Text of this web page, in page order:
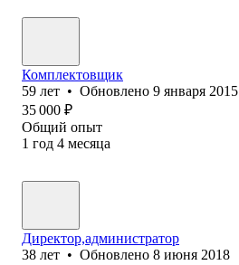
Комплектовщик
59 лет • Обновлено 9 января 2015
35 000 ₽
Общий опыт
1 год 4 месяца
Директор,администратор
38 лет • Обновлено 8 июня 2018